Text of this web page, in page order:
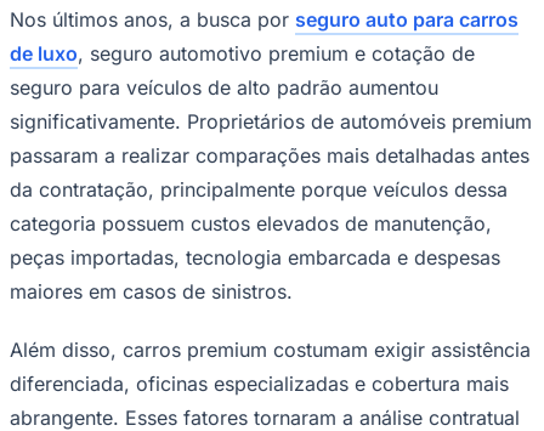
Sul-Americana
Copa América
Champions League
Premier League
La Liga
Bundesliga
Times - Ir direto
Nos últimos anos, a busca por seguro auto para carros
de luxo, seguro automotivo premium e cotação de
seguro para veículos de alto padrão aumentou
significativamente. Proprietários de automóveis premium
passaram a realizar comparações mais detalhadas antes
da contratação, principalmente porque veículos dessa
categoria possuem custos elevados de manutenção,
peças importadas, tecnologia embarcada e despesas
maiores em casos de sinistros.
Além disso, carros premium costumam exigir assistência
diferenciada, oficinas especializadas e cobertura mais
abrangente. Esses fatores tornaram a análise contratual